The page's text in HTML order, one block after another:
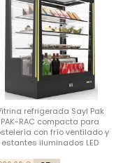
refrigerada Sayl Pak
PAK-RAC compacta para
con frío ventilado y
estantes iluminados LED